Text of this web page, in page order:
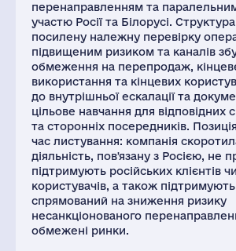
перенаправленням та
участю Росії та Білорусі.
посилену належну перевірку
підвищеним ризиком та каналів
обмеження на перепродаж,
використання та кінцевих
до внутрішньої ескалації та
цільове навчання для відповідних
та сторонніх посередників.
час листування: компанія
діяльність, пов'язану з Росією, не
підтримують російських клієнтів
користувачів, а також
спрямований на зниження ризику
несанкціонованого
обмежені ринки.